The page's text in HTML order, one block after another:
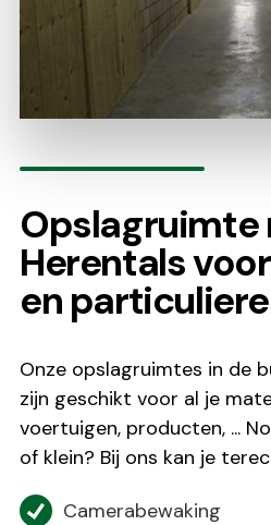
Opslagruimte
Herentals
en
Onze opslagruimtes in de
zijn geschikt voor al je
voertuigen, producten, ...
of klein? Bij ons kan je
Camerabewaking